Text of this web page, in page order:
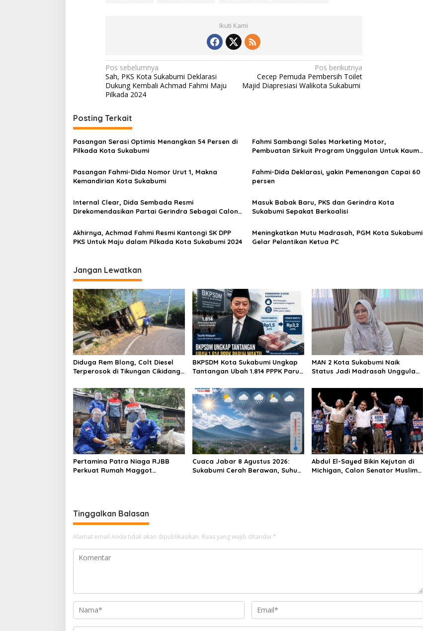
Ikuti Kami
N
a
v
i
g
a
s
i
p
o
s
Pos sebelumnya
Sah, PKS Kota Sukabumi Deklarasi
Dukung Kembali Achmad Fahmi Maju
Pilkada 2024
Pos berikutnya
Cecep Pemuda Pembersih Toilet
Majid Diapresiasi Walikota Sukabumi
Posting Terkait
Pasangan Serasi Optimis Menangkan 54 Persen di
Pilkada Kota Sukabumi
Fahmi Sambangi Sales Marketing Motor,
Pembuatan Sirkuit Program Unggulan Untuk Kaum
Pasangan Fahmi-Dida Nomor Urut 1, Makna
Kemandirian Kota Sukabumi
Fahmi-Dida Deklarasi, yakin Pemenangan Capai 60
persen
Internal Clear, Dida Sembada Resmi
Direkomendasikan Partai Gerindra Sebagai Calon
Masuk Babak Baru, PKS dan Gerindra Kota
Sukabumi Sepakat Berkoalisi
Akhirnya, Achmad Fahmi Resmi Kantongi SK DPP
PKS Untuk Maju dalam Pilkada Kota Sukabumi 2024
Meningkatkan Mutu Madrasah, PGM Kota Sukabumi
Gelar Pelantikan Ketua PC
Jangan Lewatkan
Diduga Rem Blong, Colt Diesel
Terperosok di Tikungan Cikidang
BKPSDM Kota Sukabumi Ungkap
Tantangan Ubah 1.814 PPPK Paruh
MAN 2 Kota Sukabumi Naik
Status Jadi Madrasah Unggulan,
Madrasah se-Jabar Hanya 8
yang Dapat SK
Pertamina Patra Niaga RJBB
Perkuat Rumah Maggot
Cuaca Jabar 8 Agustus 2026:
Sukabumi Cerah Berawan, Suhu
Abdul El-Sayed Bikin Kejutan di
Michigan, Calon Senator Muslim
Tinggalkan Balasan
Alamat email Anda tidak akan dipublikasikan. Ruas yang wajib ditandai *